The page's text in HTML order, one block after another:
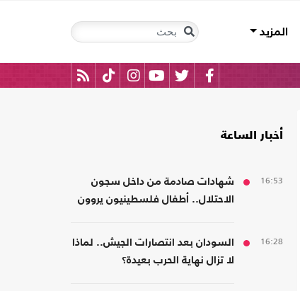
المزيد
أخبار الساعة
16:53
شهادات صادمة من داخل سجون
الاحتلال.. أطفال فلسطينيون يروون
16:28
السودان بعد انتصارات الجيش.. لماذا
لا تزال نهاية الحرب بعيدة؟